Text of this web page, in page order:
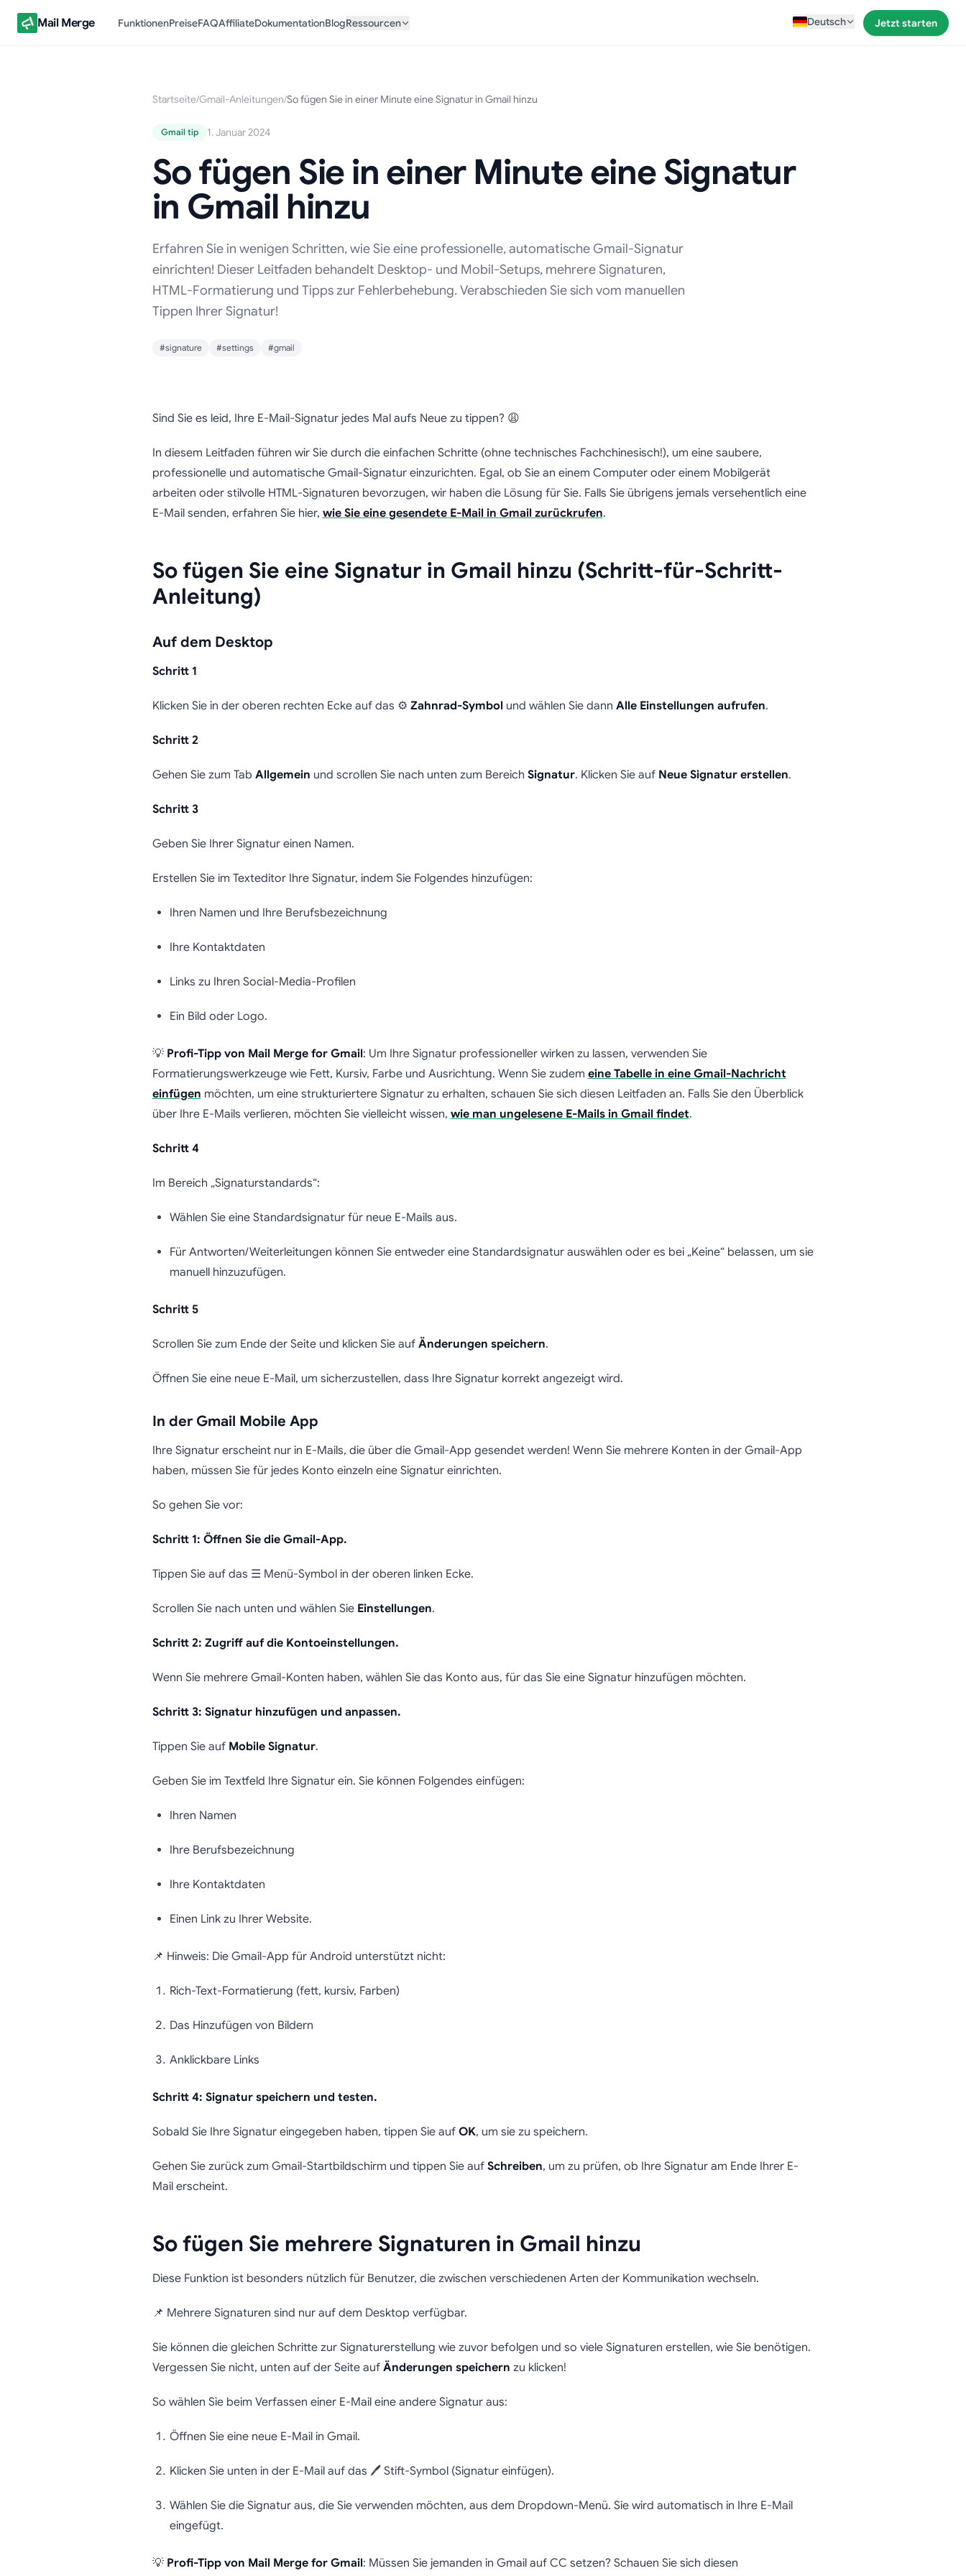
Mail Merge FunktionenPreiseFAQAffiliateDokumentationBlogRessourcen Deutsch Jetzt starten
Startseite/Gmail-Anleitungen/So fügen Sie in einer Minute eine Signatur in Gmail hinzu
Gmail tip 1. Januar 2024
So fügen Sie in einer Minute eine Signatur
in Gmail hinzu
Erfahren Sie in wenigen Schritten, wie Sie eine professionelle, automatische Gmail-Signatur
einrichten! Dieser Leitfaden behandelt Desktop- und Mobil-Setups, mehrere Signaturen,
HTML-Formatierung und Tipps zur Fehlerbehebung. Verabschieden Sie sich vom manuellen
Tippen Ihrer Signatur!
#signature #settings #gmail
So fügen Sie in einer Minute eine
Signatur in Gmail hinzu
Sind Sie es leid, Ihre E-Mail-Signatur jedes Mal aufs Neue zu tippen? 😩
In diesem Leitfaden führen wir Sie durch die einfachen Schritte (ohne technisches Fachchinesisch!), um eine saubere,
professionelle und automatische Gmail-Signatur einzurichten. Egal, ob Sie an einem Computer oder einem Mobilgerät
arbeiten oder stilvolle HTML-Signaturen bevorzugen, wir haben die Lösung für Sie. Falls Sie übrigens jemals versehentlich eine
E-Mail senden, erfahren Sie hier, wie Sie eine gesendete E-Mail in Gmail zurückrufen.
So fügen Sie eine Signatur in Gmail hinzu (Schritt-für-Schritt-
Anleitung)
Auf dem Desktop
Schritt 1
Klicken Sie in der oberen rechten Ecke auf das ⚙️ Zahnrad-Symbolund wählen Sie dann Alle Einstellungen aufrufen.
Schritt 2
Gehen Sie zum Tab Allgemein und scrollen Sie nach unten zum Bereich Signatur. Klicken Sie auf Neue Signatur erstellen.
Schritt 3
Geben Sie Ihrer Signatur einen Namen.
Erstellen Sie im Texteditor Ihre Signatur, indem Sie Folgendes hinzufügen:
Ihren Namen und Ihre Berufsbezeichnung
Ihre Kontaktdaten
Links zu Ihren Social-Media-Profilen
Ein Bild oder Logo.
💡 Profi-Tipp von Mail Merge for Gmail: Um Ihre Signatur professioneller wirken zu lassen, verwenden Sie
Formatierungswerkzeuge wie Fett, Kursiv, Farbe und Ausrichtung. Wenn Sie zudem eine Tabelle in eine Gmail-Nachricht
einfügen möchten, um eine strukturiertere Signatur zu erhalten, schauen Sie sich diesen Leitfaden an. Falls Sie den Überblick
über Ihre E-Mails verlieren, möchten Sie vielleicht wissen, wie man ungelesene E-Mails in Gmail findet.
Schritt 4
Im Bereich „Signaturstandards“:
Wählen Sie eine Standardsignatur für neue E-Mails aus.
Für Antworten/Weiterleitungen können Sie entweder eine Standardsignatur auswählen oder es bei „Keine“ belassen, um sie
manuell hinzuzufügen.
Schritt 5
Scrollen Sie zum Ende der Seite und klicken Sie auf Änderungen speichern.
Öffnen Sie eine neue E-Mail, um sicherzustellen, dass Ihre Signatur korrekt angezeigt wird.
In der Gmail Mobile App
Ihre Signatur erscheint nur in E-Mails, die über die Gmail-App gesendet werden! Wenn Sie mehrere Konten in der Gmail-App
haben, müssen Sie für jedes Konto einzeln eine Signatur einrichten.
So gehen Sie vor:
Schritt 1: Öffnen Sie die Gmail-App.
Tippen Sie auf das ☰ Menü-Symbol in der oberen linken Ecke.
Scrollen Sie nach unten und wählen Sie Einstellungen.
Schritt 2: Zugriff auf die Kontoeinstellungen.
Wenn Sie mehrere Gmail-Konten haben, wählen Sie das Konto aus, für das Sie eine Signatur hinzufügen möchten.
Schritt 3: Signatur hinzufügen und anpassen.
Tippen Sie auf Mobile Signatur.
Geben Sie im Textfeld Ihre Signatur ein. Sie können Folgendes einfügen:
Ihren Namen
Ihre Berufsbezeichnung
Ihre Kontaktdaten
Einen Link zu Ihrer Website.
📌 Hinweis: Die Gmail-App für Android unterstützt nicht:
Rich-Text-Formatierung (fett, kursiv, Farben)
Das Hinzufügen von Bildern
Anklickbare Links
Schritt 4: Signatur speichern und testen.
Sobald Sie Ihre Signatur eingegeben haben, tippen Sie auf OK, um sie zu speichern.
Gehen Sie zurück zum Gmail-Startbildschirm und tippen Sie auf Schreiben, um zu prüfen, ob Ihre Signatur am Ende Ihrer E-
Mail erscheint.
So fügen Sie mehrere Signaturen in Gmail hinzu
Diese Funktion ist besonders nützlich für Benutzer, die zwischen verschiedenen Arten der Kommunikation wechseln.
📌 Mehrere Signaturen sind nur auf dem Desktop verfügbar.
Sie können die gleichen Schritte zur Signaturerstellung wie zuvor befolgen und so viele Signaturen erstellen, wie Sie benötigen.
Vergessen Sie nicht, unten auf der Seite auf Änderungen speichern zu klicken!
So wählen Sie beim Verfassen einer E-Mail eine andere Signatur aus:
Öffnen Sie eine neue E-Mail in Gmail.
Klicken Sie unten in der E-Mail auf das 🖊️ Stift-Symbol (Signatur einfügen).
Wählen Sie die Signatur aus, die Sie verwenden möchten, aus dem Dropdown-Menü. Sie wird automatisch in Ihre E-Mail
eingefügt.
💡 Profi-Tipp von Mail Merge for Gmail: Müssen Sie jemanden in Gmail auf CC setzen? Schauen Sie sich diesen